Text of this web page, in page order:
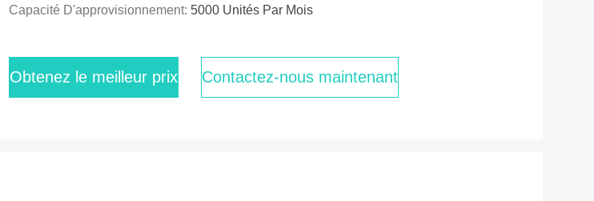
Capacité D'approvisionnement: 5000 Unités Par Mois
Obtenez le meilleur prix Contactez-nous maintenant